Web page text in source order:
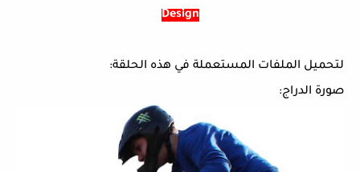
Design
لتحميل الملفات المستعملة في هذه الحلقة:
صورة الدراج: